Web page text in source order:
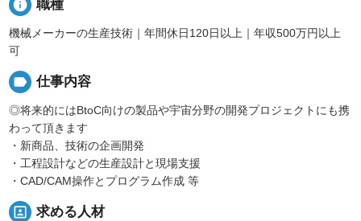
info 職種
機械メーカーの生産技術｜年間休日120日以上｜年収500万円以上
可
label 仕事内容
◎将来的にはBtoC向けの製品や宇宙分野の開発プロジェクトにも携
わって頂きます
・新商品、技術の企画開発
・工程設計などの生産設計と現場支援
・CAD/CAM操作とプログラム作成 等
portrait 求める人材